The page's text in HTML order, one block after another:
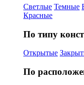
Светлые Темные
Красные
По типу
Открытые
По